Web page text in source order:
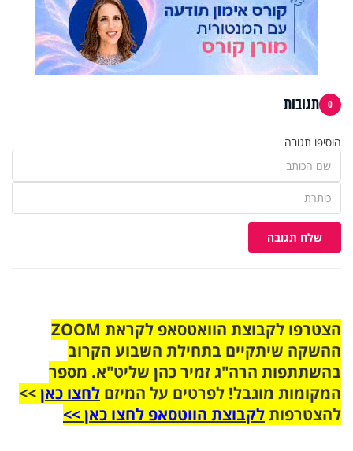
0 תגובות
הוסיפו תגובה
שלח תגובה
הצטרפו לקבוצת הוואטסאפ לקראת ZOOM
ההשקה שיתקיים בתחילת השבוע הקרוב
בהשתתפות הרה"ג זמיר כהן שליט"א. מספר
המקומות מוגבל! לפרטים על המיזם לחצו כאן>>
להצטרפותלקבוצת הווטסאפ לחצו כאן >>